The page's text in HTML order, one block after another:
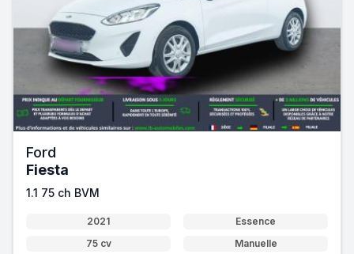
Ford
Fiesta
1.1 75 ch BVM
2021
Essence
75 cv
Manuelle